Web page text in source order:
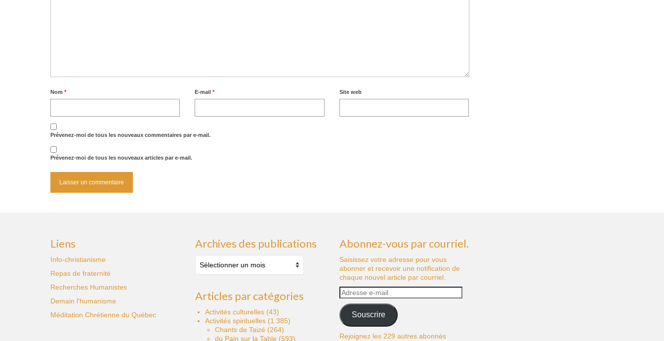
Nom * E-mail* Site web
Prévenez-moi de tous les nouveaux commentaires par e-mail.
Prévenez-moi de tous les nouveaux articles par e-mail.
Liens
Info-christianisme
Repas de fraternité
Recherches Humanistes
Demain l'humanisme
Méditation Chrétienne du Québec
Archives des publications
des
publications
Articles par catégories
Activités culturelles(43)
Activités spirituelles(1 385)
Chants de Taizé(264)
du Pain sur la Table(593)
Abonnez-vous par courriel.
Saisissez votre adresse pour vous
abonner et recevoir une notification de
chaque nouvel article par courriel.
Adresse
e-
mail
Souscrire
Rejoignez les 229 autres abonnés